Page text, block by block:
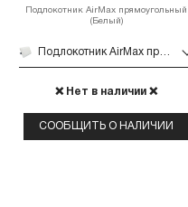
Подлокотник AirMax прямоугольный
(Белый)
Подлокотник AirMax прямоугольный (Белый)
❌ Нет в наличии ❌
СООБЩИТЬ О НАЛИЧИИ